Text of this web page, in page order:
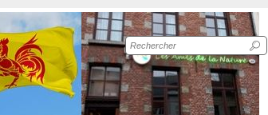
Recherche
sur
le
site